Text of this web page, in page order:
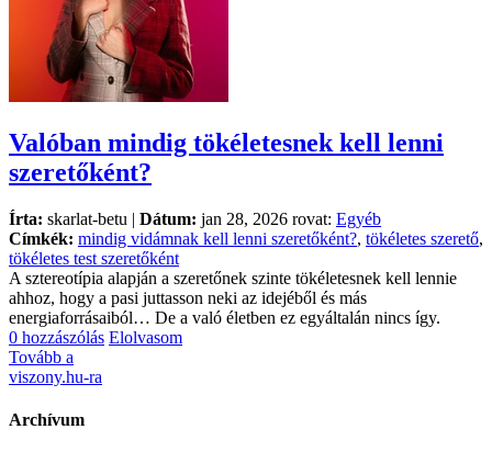
Valóban mindig tökéletesnek kell lenni
szeretőként?
Írta: skarlat-betu | Dátum: jan 28, 2026 rovat: Egyéb
Címkék: mindig vidámnak kell lenni szeretőként?, tökéletes szerető,
tökéletes test szeretőként
A sztereotípia alapján a szeretőnek szinte tökéletesnek kell lennie
ahhoz, hogy a pasi juttasson neki az idejéből és más
energiaforrásaiból… De a való életben ez egyáltalán nincs így.
0 hozzászólás Elolvasom
Tovább a
viszony.hu-ra
Archívum